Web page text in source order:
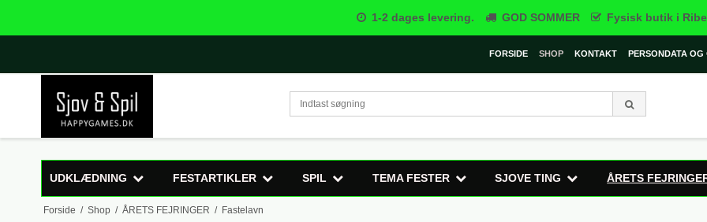
1-2 dages levering. GOD SOMMER Fysisk butik i
FORSIDE SHOP KONTAKT PERSONDATA
UDKLÆDNING FESTARTIKLER SPIL TEMA FESTER SJOVE TING ÅRETS
Forside / Shop / ÅRETS FEJRINGER / Fastelavn